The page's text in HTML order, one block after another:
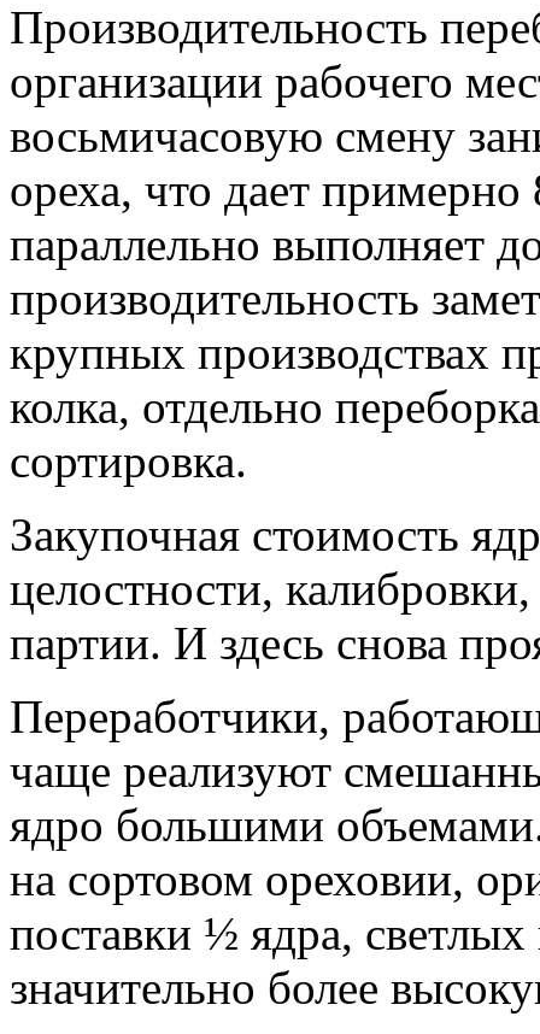
Производительность
организации рабочего
восьмичасовую смену
ореха, что дает
параллельно выполняет
производительность
крупных производствах
колка, отдельно
сортировка.
Закупочная стоимость
целостности,
партии. И здесь снова
Переработчики,
чаще реализуют
ядро ​​большими
на сортовом ореховии,
поставки ½ ядра,
значительно более